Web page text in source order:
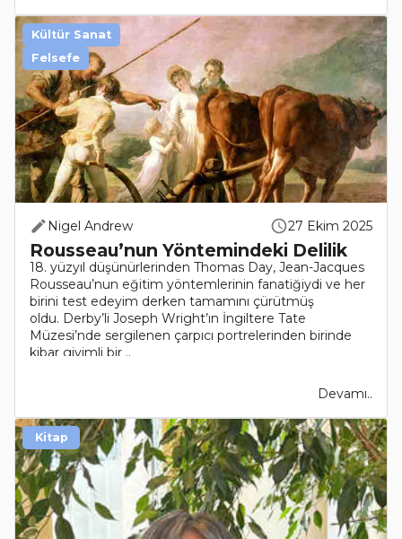
Nigel Andrew 27 Ekim 2025
Rousseau’nun Yöntemindeki Delilik
18. yüzyıl düşünürlerinden Thomas Day, Jean-Jacques
Rousseau’nun eğitim yöntemlerinin fanatiğiydi ve her
birini test edeyim derken tamamını çürütmüş
oldu. Derby’li Joseph Wright’ın İngiltere Tate
Müzesi’nde sergilenen çarpıcı portrelerinden birinde
kibar giyimli bir ..
Devamı..
Kültür Sanat
Felsefe
Kitap